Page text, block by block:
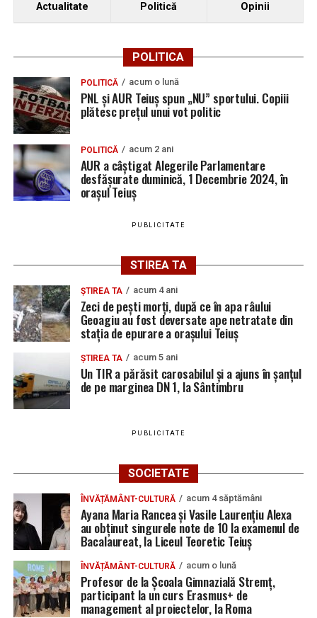
Actualitate Politică Opinii
POLITICA
POLITICĂ acum o lună
PNL și AUR Teiuș spun „NU” sportului. Copiii
plătesc prețul unui vot politic
POLITICĂ acum 2 ani
AUR a câștigat Alegerile Parlamentare
desfășurate duminică, 1 Decembrie 2024, în
orașul Teiuș
PUBLICITATE
STIREA TA
ȘTIREA TA acum 4 ani
Zeci de pești morți, după ce în apa râului
Geoagiu au fost deversate ape netratate din
stația de epurare a orașului Teiuș
ȘTIREA TA acum 5 ani
Un TIR a părăsit carosabilul și a ajuns în șanțul
de pe marginea DN 1, la Sântimbru
PUBLICITATE
SOCIETATE
ÎNVĂȚĂMÂNT-CULTURĂ acum 4 săptămâni
Ayana Maria Rancea și Vasile Laurențiu Alexa
au obținut singurele note de 10 la examenul de
Bacalaureat, la Liceul Teoretic Teiuș
ÎNVĂȚĂMÂNT-CULTURĂ acum o lună
Profesor de la Școala Gimnazială Stremț,
participant la un curs Erasmus+ de
management al proiectelor, la Roma